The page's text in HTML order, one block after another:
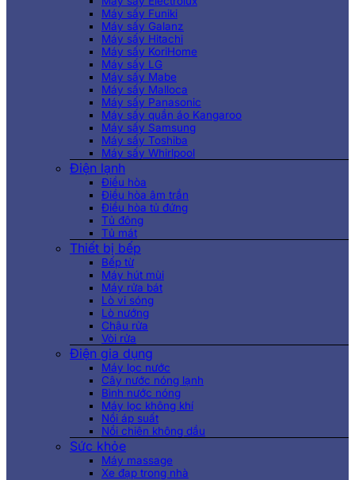
Máy sấy Funiki
Máy sấy Galanz
Máy sấy Hitachi
Máy sấy KoriHome
Máy sấy LG
Máy sấy Mabe
Máy sấy Malloca
Máy sấy Panasonic
Máy sấy quần áo Kangaroo
Máy sấy Samsung
Máy sấy Toshiba
Máy sấy Whirlpool
Điện lạnh
Điều hòa
Điều hòa âm trần
Điều hòa tủ đứng
Tủ đông
Tủ mát
Thiết bị bếp
Bếp từ
Máy hút mùi
Máy rửa bát
Lò vi sóng
Lò nướng
Chậu rửa
Vòi rửa
Điện gia dụng
Máy lọc nước
Cây nước nóng lạnh
Bình nước nóng
Máy lọc không khí
Nồi áp suất
Nồi chiên không dầu
Sức khỏe
Máy massage
Xe đạp trong nhà